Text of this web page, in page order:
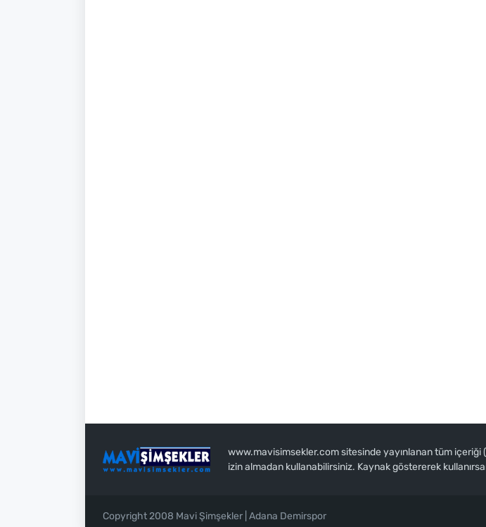
www.mavisimsekler.com sitesinde yayınlanan tüm içeriği
izin almadan kullanabilirsiniz. Kaynak göstererek
Copyright 2008 Mavi Şimşekler | Adana Demirspor